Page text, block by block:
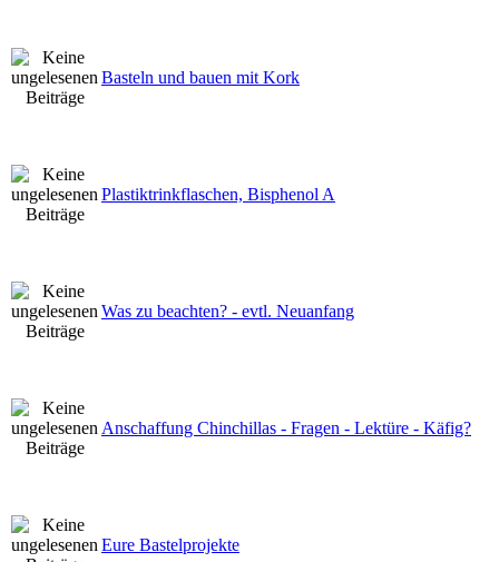
Basteln und bauen mit Kork
Plastiktrinkflaschen, Bisphenol A
Was zu beachten? - evtl. Neuanfang
Anschaffung Chinchillas - Fragen - Lektüre - Käfig?
Eure Bastelprojekte